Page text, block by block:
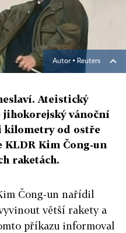
Autor ▪ Reuters
Ateistický
vánoční
kilometry od ostře
KLDR Kim Čong-un
raketách.
Čong-un nařídil
větší rakety a
příkazu informoval